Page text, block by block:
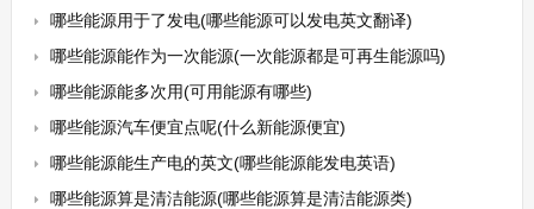
哪些能源用于了发电(哪些能源可以发电英文翻译)
哪些能源能作为一次能源(一次能源都是可再生能源吗)
哪些能源能多次用(可用能源有哪些)
哪些能源汽车便宜点呢(什么新能源便宜)
哪些能源能生产电的英文(哪些能源能发电英语)
哪些能源算是清洁能源(哪些能源算是清洁能源类)